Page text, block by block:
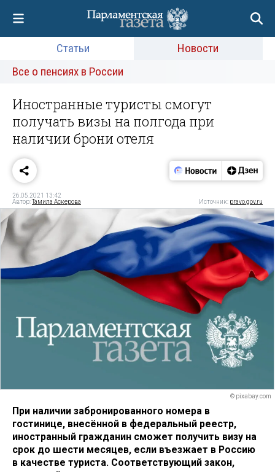
Статьи
Новости
Все о пенсиях в России
Иностранные туристы смогут
получать визы на полгода при
наличии брони отеля
26.05.2021 13:42
Автор:Тамила Аскерова Источник: pravo.gov.ru
© pixabay.com
При наличии забронированного номера в
гостинице, внесённой в федеральный реестр,
иностранный гражданин сможет получить визу на
срок до шести месяцев, если въезжает в Россию
в качестве туриста. Соответствующий закон,